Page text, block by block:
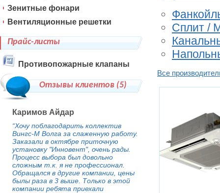
Сплит /
Все
Зенитные фонари
Вентиляционные решетки
Прайс-листы
Противопожарные клапаны
Отзывы клиентов (5)
Каримов Айдар
“Хочу поблагодарить коллектив
Вингс-М Волга за слаженную работу.
Заказали в октябре приточную
установку "Инновент", очень рады.
Процесс выбора был довольно
сложным т.к. я не профессионал.
Обращался в другие компании, цены
былы раза в 3 выше. Только в этой
компании ребята приехали